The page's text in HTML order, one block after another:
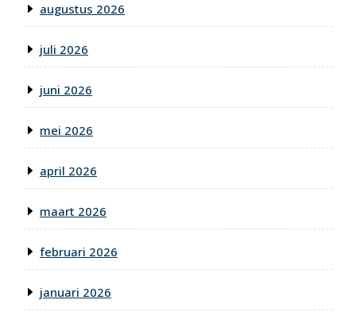
augustus 2026
juli 2026
juni 2026
mei 2026
april 2026
maart 2026
februari 2026
januari 2026